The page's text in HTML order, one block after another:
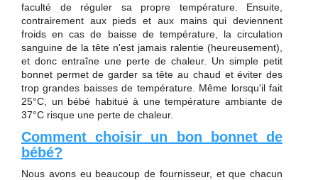
faculté de réguler sa propre température. Ensuite,
contrairement aux pieds et aux mains qui deviennent
froids en cas de baisse de température, la circulation
sanguine de la tête n'est jamais ralentie (heureusement),
et donc entraîne une perte de chaleur. Un simple petit
bonnet permet de garder sa tête au chaud et éviter des
trop grandes baisses de température. Même lorsqu'il fait
25°C, un bébé habitué à une température ambiante de
37°C risque une perte de chaleur.
Comment choisir un bon bonnet de
bébé?
Nous avons eu beaucoup de fournisseur, et que chacun